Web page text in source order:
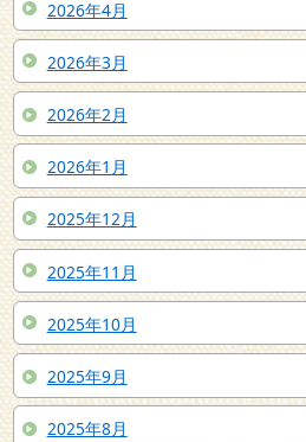
2026年4月
2026年3月
2026年2月
2026年1月
2025年12月
2025年11月
2025年10月
2025年9月
2025年8月